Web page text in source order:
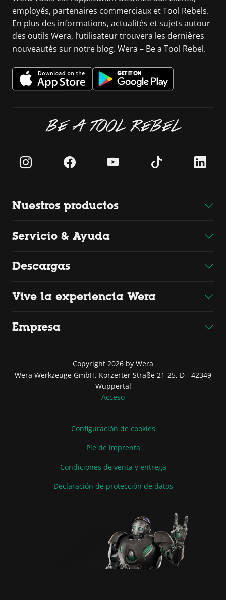
employés, partenaires commerciaux et Tool Rebels.
En plus des informations, actualités et sujets autour
des outils Wera, l’utilisateur trouvera les dernières
nouveautés sur notre blog. Wera – Be a Tool Rebel.
BE A TOOL REBEL
Nuestros productos
Servicio & Ayuda
Descargas
Vive la experiencia Wera
Empresa
Copyright 2026 by Wera
Wera Werkzeuge GmbH, Korzerter Straße 21-25, D - 42349
Wuppertal
Acceso
Configuración de cookies
Pie de imprenta
Condiciones de venta y entrega
Declaración de protección de datos